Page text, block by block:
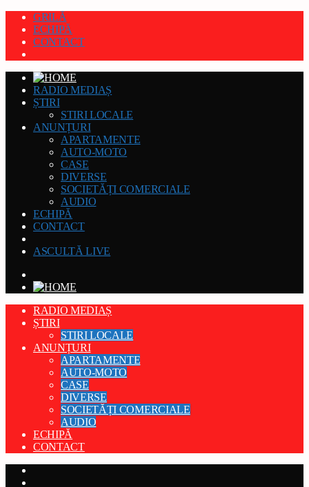
GRILĂ
ECHIPĂ
CONTACT
RADIO MEDIAȘ
ȘTIRI
STIRI LOCALE
ANUNȚURI
APARTAMENTE
AUTO-MOTO
CASE
DIVERSE
SOCIETĂȚI COMERCIALE
AUDIO
ECHIPĂ
CONTACT
ASCULTĂ LIVE
RADIO MEDIAȘ
ȘTIRI
STIRI LOCALE
ANUNȚURI
APARTAMENTE
AUTO-MOTO
CASE
DIVERSE
SOCIETĂȚI COMERCIALE
AUDIO
ECHIPĂ
CONTACT